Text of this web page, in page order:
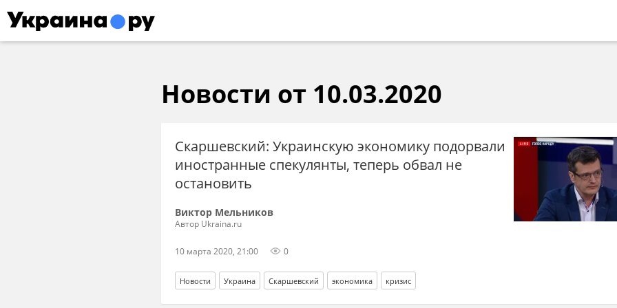
Новости от 10.03.2020
Скаршевский: Украинскую экономику подорвали
иностранные спекулянты, теперь обвал не
остановить
Виктор Мельников
Автор Ukraina.ru
10 марта 2020, 21:00 0
Новости Украина Скаршевский экономика кризис